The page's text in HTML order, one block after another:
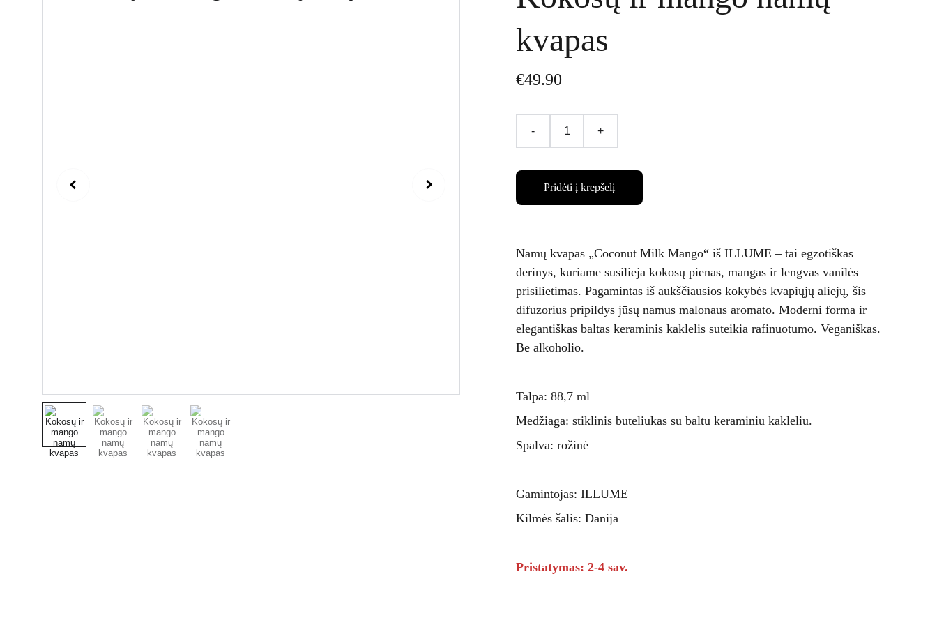
kvapas
€49.90
- +
Pridėti į krepšelį
Namų kvapas „Coconut Milk Mango“ iš ILLUME – tai egzotiškas
derinys, kuriame susilieja kokosų pienas, mangas ir lengvas vanilės
prisilietimas. Pagamintas iš aukščiausios kokybės kvapiųjų aliejų, šis
difuzorius pripildys jūsų namus malonaus aromato. Moderni forma ir
elegantiškas baltas keraminis kaklelis suteikia rafinuotumo. Veganiškas.
Be alkoholio.
Talpa: 88,7 ml
Medžiaga: stiklinis buteliukas su baltu keraminiu kakleliu.
Spalva: rožinė
Gamintojas: ILLUME
Kilmės šalis: Danija
Pristatymas: 2-4 sav.